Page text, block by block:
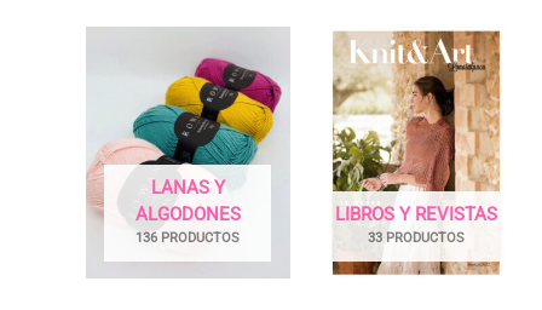
LANAS Y
ALGODONES
136 PRODUCTOS
LIBROS Y REVISTAS
33 PRODUCTOS